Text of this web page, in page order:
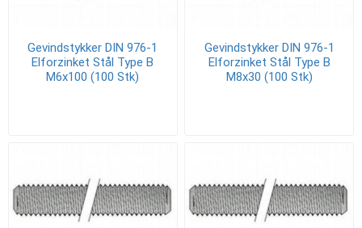
Gevindstykker DIN 976-1
Elforzinket Stål Type B
M6x100 (100 Stk)
Gevindstykker DIN 976-1
Elforzinket Stål Type B
M8x30 (100 Stk)